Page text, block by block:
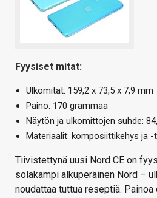
Fyysiset mitat:
Ulkomitat: 159,2 x 73,5 x 7,9 mm
Paino: 170 grammaa
Näytön ja ulkomittojen suhde:
Materiaalit: komposiittikehys ja -
Tiivistettynä uusi Nord CE on
solakampi alkuperäinen Nord –
noudattaa tuttua reseptiä. Painoa